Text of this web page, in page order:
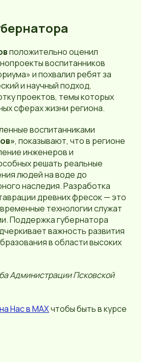
положительно оценил
воспитанников
и похвалил ребят за
и научный подход,
проектов, темы которых
сферах жизни региона.
воспитанниками
, показывают, что в регионе
инженеров и
решать реальные
людей на воде до
наследия. Разработка
древних фресок — это
технологии служат
Поддержка губернатора
важность развития
в области высоких
Администрации Псковской
на Нас в МАХчтобы быть в курсе